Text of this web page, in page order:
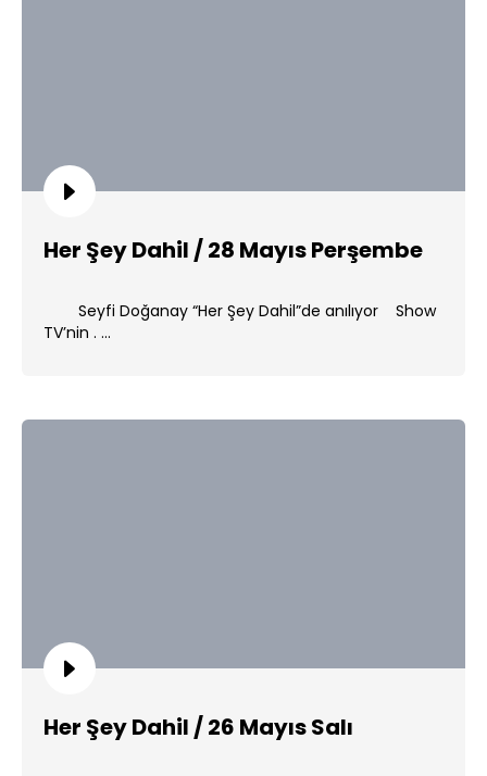
Her Şey Dahil / 28 Mayıs Perşembe
Seyfi Doğanay “Her Şey Dahil”de anılıyor Show
TV’nin . ...
Her Şey Dahil / 26 Mayıs Salı